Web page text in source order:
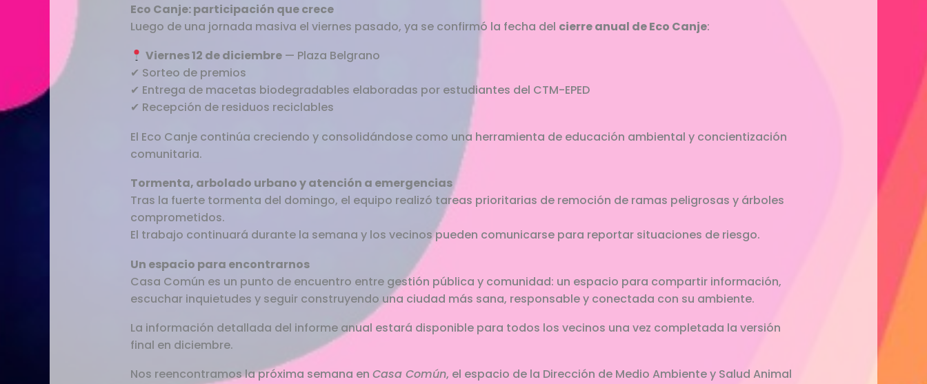
Eco Canje: participación que crece
Luego de una jornada masiva el viernes pasado, ya se confirmó la fecha del cierre anual de Eco Canje:
Viernes 12 de diciembre— Plaza Belgrano
✔ Sorteo de premios
✔ Entrega de macetas biodegradables elaboradas por estudiantes del CTM-EPED
✔ Recepción de residuos reciclables
El Eco Canje continúa creciendo y consolidándose como una herramienta de educación ambiental y concientización
comunitaria.
Tormenta, arbolado urbano y atención a emergencias
Tras la fuerte tormenta del domingo, el equipo realizó tareas prioritarias de remoción de ramas peligrosas y árboles
comprometidos.
El trabajo continuará durante la semana y los vecinos pueden comunicarse para reportar situaciones de riesgo.
Un espacio para encontrarnos
Casa Común es un punto de encuentro entre gestión pública y comunidad: un espacio para compartir información,
escuchar inquietudes y seguir construyendo una ciudad más sana, responsable y conectada con su ambiente.
La información detallada del informe anual estará disponible para todos los vecinos una vez completada la versión
final en diciembre.
Nos reencontramos la próxima semana en Casa Común, el espacio de la Dirección de Medio Ambiente y Salud Animal